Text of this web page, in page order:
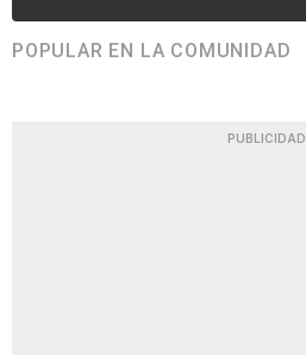
POPULAR EN LA COMUNIDAD
PUBLICIDAD